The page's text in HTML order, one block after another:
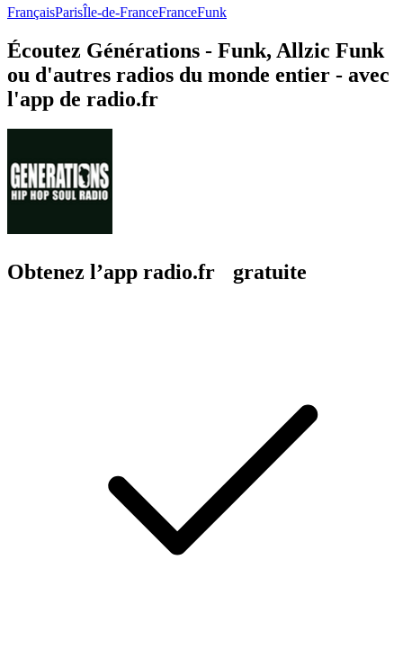
FrançaisParisÎle-de-FranceFranceFunk
Écoutez Générations - Funk, Allzic Funk
ou d'autres radios du monde entier - avec
l'app de radio.fr
Obtenez l’app radio.fr gratuite